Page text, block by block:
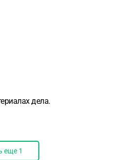
дела.
еще 1